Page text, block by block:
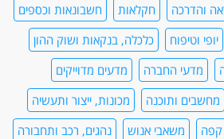
והדרכה חקלאות
חשבונאות וכספים
יופי וטיפוח
כלכלה, בנקאות ושוק ההון
מדעי החברה
מדעים מדוייקים
מחשבים ותוכנה
מכונות, ייצור ותעשיה
קפה משאבי אנוש
נהגים, רכב ותחבורה